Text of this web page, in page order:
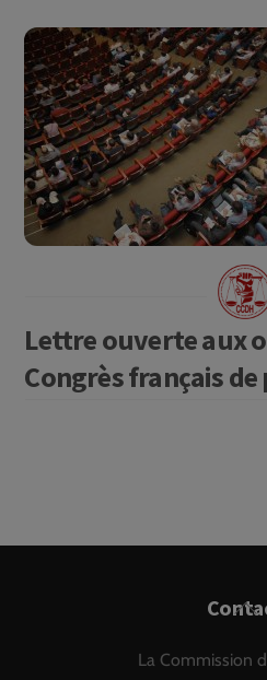
Lettre ouverte aux
Congrès français
La Commission